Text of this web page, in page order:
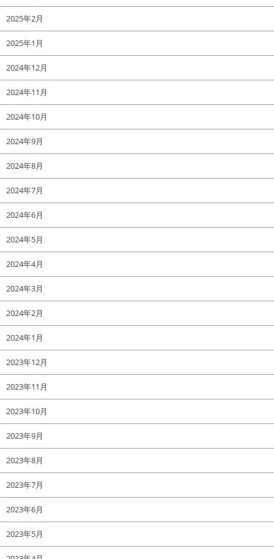
2025年2月
2025年1月
2024年12月
2024年11月
2024年10月
2024年9月
2024年8月
2024年7月
2024年6月
2024年5月
2024年4月
2024年3月
2024年2月
2024年1月
2023年12月
2023年11月
2023年10月
2023年9月
2023年8月
2023年7月
2023年6月
2023年5月